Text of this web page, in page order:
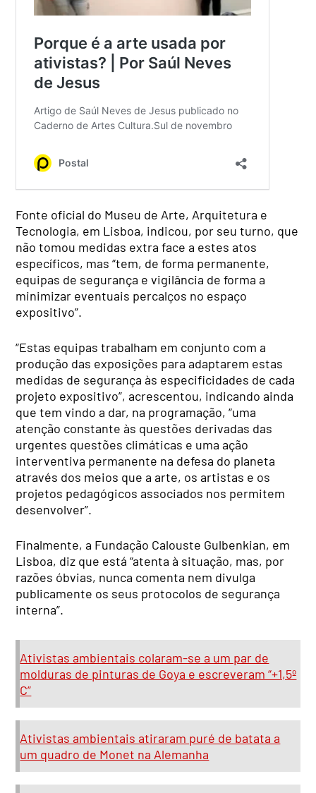
Fonte oficial do Museu de Arte, Arquitetura e
Tecnologia, em Lisboa, indicou, por seu turno, que
não tomou medidas extra face a estes atos
específicos, mas “tem, de forma permanente,
equipas de segurança e vigilância de forma a
minimizar eventuais percalços no espaço
expositivo”.
“Estas equipas trabalham em conjunto com a
produção das exposições para adaptarem estas
medidas de segurança às especificidades de cada
projeto expositivo”, acrescentou, indicando ainda
que tem vindo a dar, na programação, “uma
atenção constante às questões derivadas das
urgentes questões climáticas e uma ação
interventiva permanente na defesa do planeta
através dos meios que a arte, os artistas e os
projetos pedagógicos associados nos permitem
desenvolver”.
Finalmente, a Fundação Calouste Gulbenkian, em
Lisboa, diz que está “atenta à situação, mas, por
razões óbvias, nunca comenta nem divulga
publicamente os seus protocolos de segurança
interna”.
Ativistas ambientais colaram-se a um par de
molduras de pinturas de Goya e escreveram “+1,5º
C”
Ativistas ambientais atiraram puré de batata a
um quadro de Monet na Alemanha